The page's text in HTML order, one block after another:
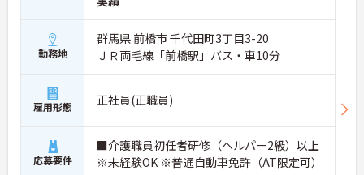
勤務地
群馬県 前橋市 千代田町3丁目3-20
ＪＲ両毛線「前橋駅」バス・車10分
雇用形態 正社員(正職員)
応募要件
■介護職員初任者研修（ヘルパー2級）以上
※未経験OK ※普通自動車免許（AT限定可）